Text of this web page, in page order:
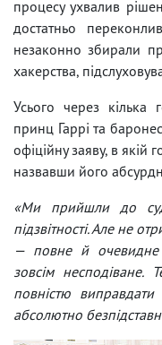
процесу ухвалив
достатньо
незаконно збирали
хакерства,
Усього через кілька
принц Гаррі та
офіційну заяву, в якій
назвавши його
«Ми прийшли до
підзвітності. Але не
— повне й очевидне
зовсім
повністю
абсолютно